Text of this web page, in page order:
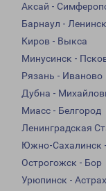
Аксай -
Барнаул -
Киров - Выкса
Минусинск -
Рязань - Иваново
Дубна -
Миасс - Белгород
Ленинградская
Южно-Сахалинск
Острогожск - Бор
Урюпинск -